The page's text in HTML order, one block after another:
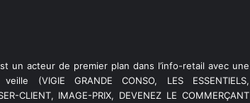
un acteur de premier plan dans l’info-retail avec une
(VIGIE GRANDE CONSO, LES ESSENTIELS,
CLIENT, IMAGE-PRIX, DEVENEZ LE COMMERÇANT